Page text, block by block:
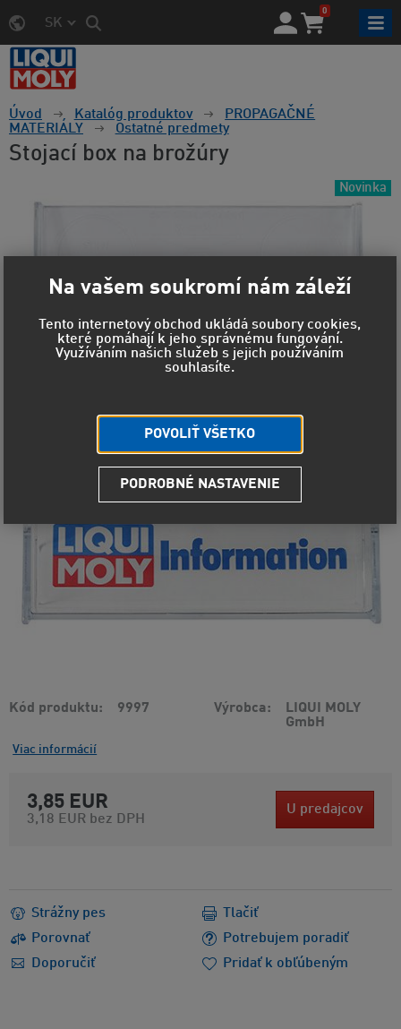
SK
0
Úvod Katalóg produktov
PROPAGAČNÉ
MATERIÁLY
Ostatné predmety
Stojací box na brožúry
Novinka
Kód produktu 9997 Výrobca
LIQUI MOLY
GmbH
Viac informácií
3,85 EUR
3,18 EUR bez DPH
U predajcov
Strážny pes
Porovnať
Potrebujem poradiť
Doporučiť
Tlačiť
Pridať k obľúbeným
Na vašem soukromí nám záleží
Tento internetový obchod ukládá soubory cookies,
které pomáhají k jeho správnému fungování.
Využíváním našich služeb s jejich používáním
souhlasíte.
POVOLIŤ VŠETKO
PODROBNÉ NASTAVENIE